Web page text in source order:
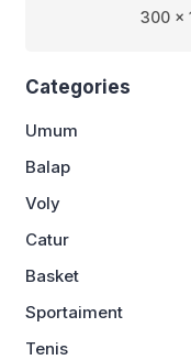
300 x
Categories
Umum
Balap
Voly
Catur
Basket
Sportaiment
Tenis